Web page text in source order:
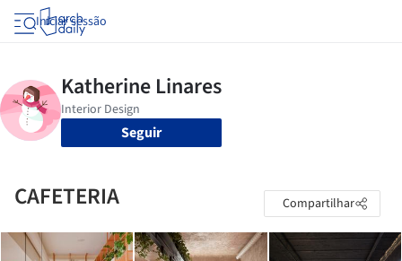
Iniciar sessão
Seguir
CAFETERIA Compartilhar